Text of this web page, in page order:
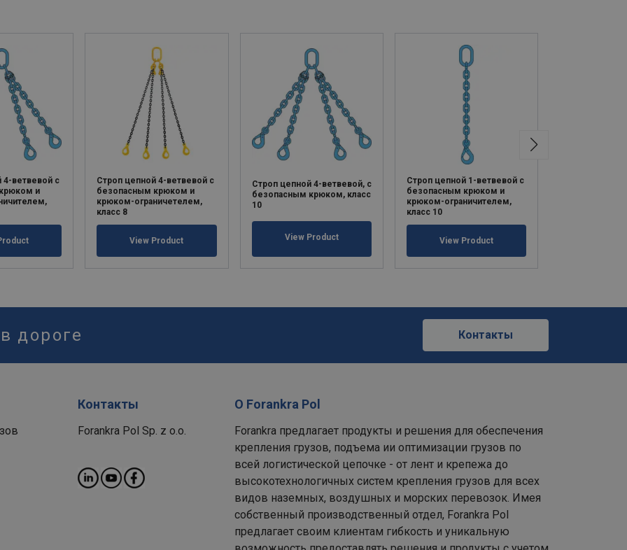
4-ветвевой с
и
Строп цепной 4-ветвевой с
безопасным крюком и
крюком-ограничетелем,
класс 8
View Product
Строп цепной 4-ветвевой, с
безопасным крюком, класс
10
View Product
Строп цепной 1-ветвевой с
безопасным крюком и
крюком-ограничителем,
класс 10
View Product
дороге Контакты
Контакты
Forankra Pol Sp. z o.o.
О Forankra Pol
Forankra предлагает продукты и решения для обеспечения
крепления грузов, подъема ии оптимизации грузов по
всей логистической цепочке - от лент и крепежа до
высокотехнологичных систем крепления грузов для всех
видов наземных, воздушных и морских перевозок. Имея
собственный производственный отдел, Forankra Pol
предлагает своим клиентам гибкость и уникальную